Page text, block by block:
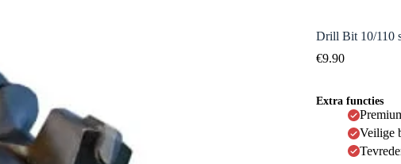
Drill Bit 10/110
€9.90
Extra functies
Veilige